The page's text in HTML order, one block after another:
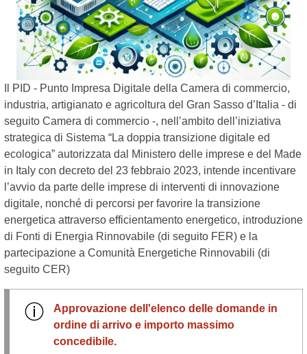
Il PID - Punto Impresa Digitale della Camera di commercio,
industria, artigianato e agricoltura del Gran Sasso d’Italia - di
seguito Camera di commercio -, nell’ambito dell’iniziativa
strategica di Sistema “La doppia transizione digitale ed
ecologica” autorizzata dal Ministero delle imprese e del Made
in Italy con decreto del 23 febbraio 2023, intende incentivare
l’avvio da parte delle imprese di interventi di innovazione
digitale, nonché di percorsi per favorire la transizione
energetica attraverso efficientamento energetico, introduzione
di Fonti di Energia Rinnovabile (di seguito FER) e la
partecipazione a Comunità Energetiche Rinnovabili (di
seguito CER)
Approvazione dell'elenco delle domande in
ordine di arrivo e importo massimo
concedibile.